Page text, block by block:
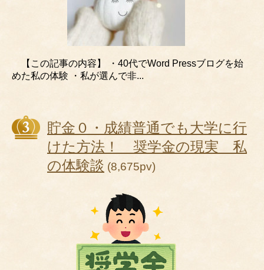
【この記事の内容】 ・40代でWord Pressブログを始
めた私の体験 ・私が選んで非...
貯金０・成績普通でも大学に行
けた方法！ 奨学金の現実 私
の体験談 (8,675pv)